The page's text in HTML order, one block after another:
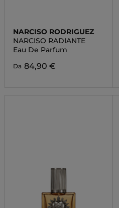
NARCISO RODRIGUEZ
NARCISO RADIANTE
Eau De Parfum
Da 84,90 €